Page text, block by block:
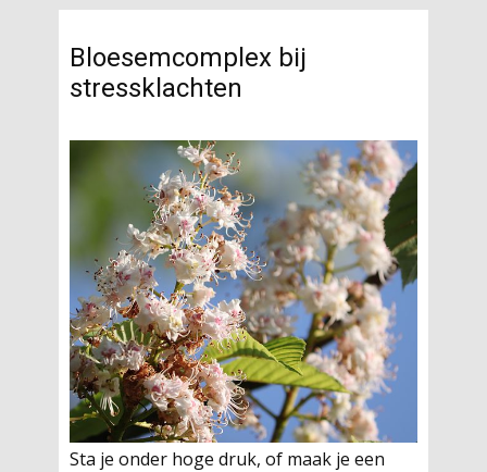
Bloesemcomplex bij
stressklachten
Sta je onder hoge druk, of maak je een